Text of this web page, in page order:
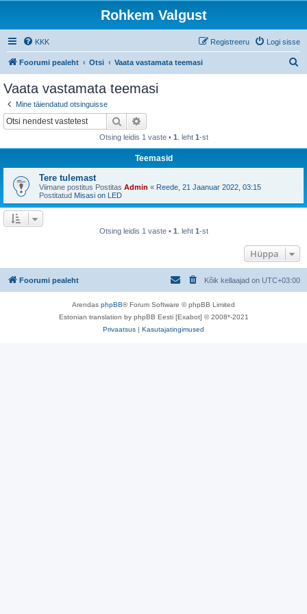
Rohkem Valgust
KKK Logi sisse
Registreeru
Foorumi pealeht Otsi Vaata vastamata teemasi
Vaata vastamata teemasi
Mine täiendatud otsinguisse
Otsi
Otsing leidis 1 vaste • 1 . leht 1-st
Teemasid
Tere tulemast
Viimane postitus Postitas Admin « Reede, 21 Jaanuar 2022, 03:15
Postitatud Misasi on LED
Otsing leidis 1 vaste • 1 . leht 1-st
Hüppa
Foorumi pealeht Kõik kellaajad on UTC+03:00
Arendas phpBB® Forum Software © phpBB Limited
Estonian translation by phpBB Eesti [Exabot] © 2008*-2021
Privaatsus | Kasutajatingimused